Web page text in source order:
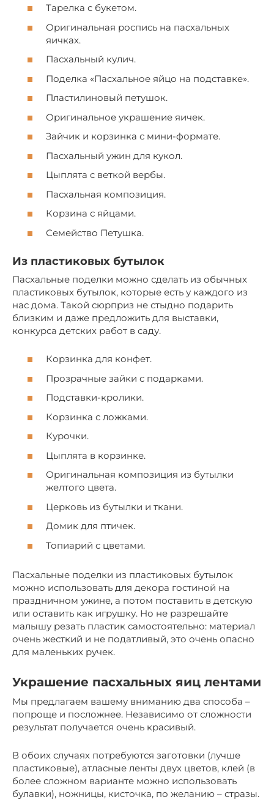
Тарелка с букетом.
Оригинальная роспись на пасхальных
яичках.
Пасхальный кулич.
Поделка «Пасхальное яйцо на подставке».
Пластилиновый петушок.
Оригинальное украшение яичек.
Зайчик и корзинка с мини-формате.
Пасхальный ужин для кукол.
Цыплята с веткой вербы.
Пасхальная композиция.
Корзина с яйцами.
Семейство Петушка.
Из пластиковых бутылок
Пасхальные поделки можно сделать из обычных
пластиковых бутылок, которые есть у каждого из
нас дома. Такой сюрприз не стыдно подарить
близким и даже предложить для выставки,
конкурса детских работ в саду.
Корзинка для конфет.
Прозрачные зайки с подарками.
Подставки-кролики.
Корзинка с ложками.
Курочки.
Цыплята в корзинке.
Оригинальная композиция из бутылки
желтого цвета.
Церковь из бутылки и ткани.
Домик для птичек.
Топиарий с цветами.
Пасхальные поделки из пластиковых бутылок
можно использовать для декора гостиной на
праздничном ужине, а потом поставить в детскую
или оставить как игрушку. Но не разрешайте
малышу резать пластик самостоятельно: материал
очень жесткий и не податливый, это очень опасно
для маленьких ручек.
Украшение пасхальных яиц лентами
Мы предлагаем вашему вниманию два способа –
попроще и посложнее. Независимо от сложности
результат получается очень красивый.
В обоих случаях потребуются заготовки (лучше
пластиковые), атласные ленты двух цветов, клей (в
более сложном варианте можно использовать
булавки), ножницы, кисточка, по желанию – стразы.